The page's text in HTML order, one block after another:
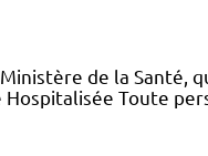
de la Santé,
Toute